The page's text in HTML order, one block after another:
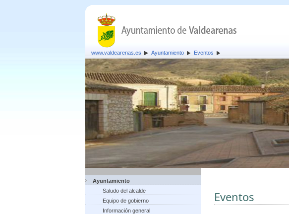
www.valdearenas.es Ayuntamiento Eventos
Ayuntamiento
Saludo del alcalde
Equipo de gobierno
Información general
Eventos